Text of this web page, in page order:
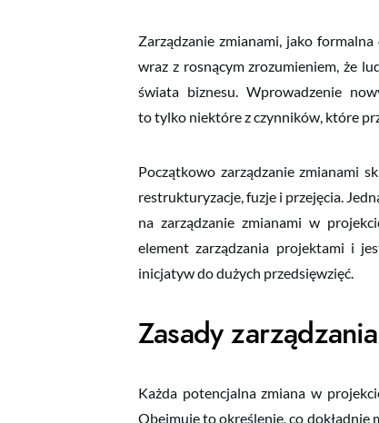
Zarządzanie zmianami, jako formalna
wraz z rosnącym zrozumieniem, że
świata biznesu. Wprowadzenie
to tylko niektóre z czynników, które
Początkowo zarządzanie zmianami
restrukturyzacje, fuzje i przejęcia.
na zarządzanie zmianami w
element zarządzania projektami i
inicjatyw do dużych przedsięwzięć.
Zasady
Każda potencjalna zmiana w
Obejmuje to określenie, co dokładnie
Twoje imię
Twój adres e-mail